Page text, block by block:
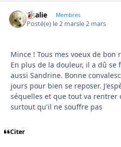
Thalie Membres
Posté(e) le 2 marsle 2 mars
Mince ! Tous mes voeux de
En plus de la douleur, il a dû
aussi Sandrine. Bonne
jours pour bien se reposer.
séquelles et que tout va
surtout qu'il ne souffre pas
Citer